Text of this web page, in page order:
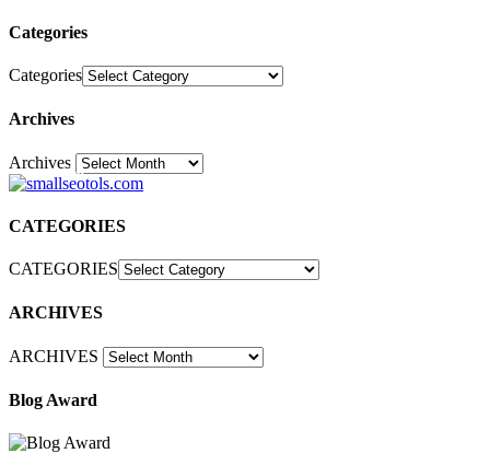
Categories
Categories
Archives
Archives30
CATEGORIES
CATEGORIES
ARCHIVES
ARCHIVES
Blog Award